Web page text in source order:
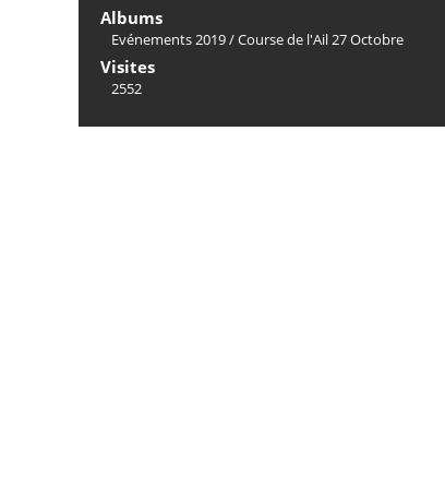
Albums
Evénements 2019/Course de l'Ail 27 Octobre
Visites
2552